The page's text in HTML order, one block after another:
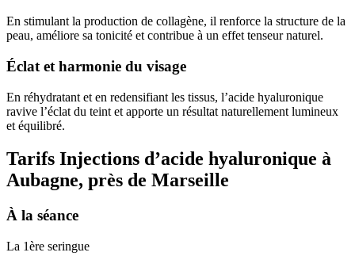
En stimulant la production de collagène, il renforce la structure de la
peau, améliore sa tonicité et contribue à un effet tenseur naturel.
Éclat et harmonie du visage
En réhydratant et en redensifiant les tissus, l’acide hyaluronique
ravive l’éclat du teint et apporte un résultat naturellement lumineux
et équilibré.
Tarifs Injections d’acide hyaluronique à
Aubagne, près de Marseille
À la séance
La 1ère seringue